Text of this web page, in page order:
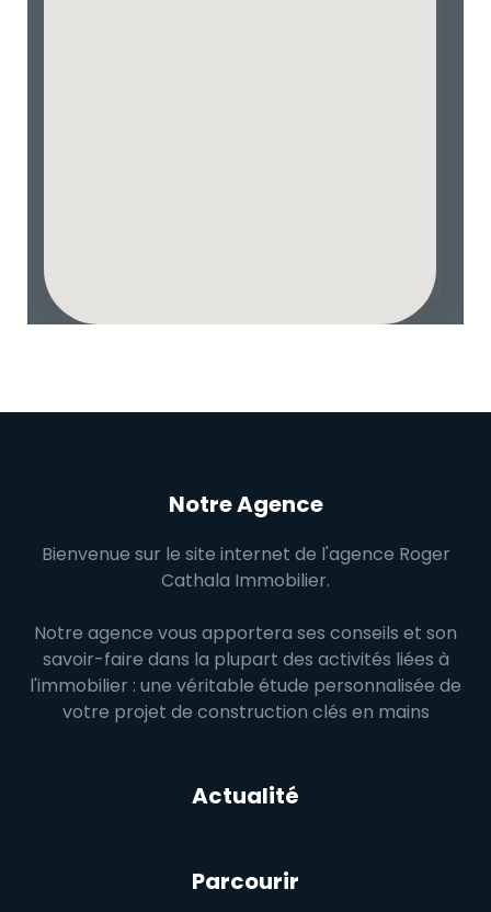
Notre Agence
Bienvenue sur le site internet de l'agence Roger
Cathala Immobilier.
Notre agence vous apportera ses conseils et son
savoir-faire dans la plupart des activités liées à
l'immobilier : une véritable étude personnalisée de
votre projet de construction clés en mains
Actualité
Parcourir